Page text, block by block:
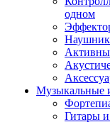
одном
Музыкальные
Гитары